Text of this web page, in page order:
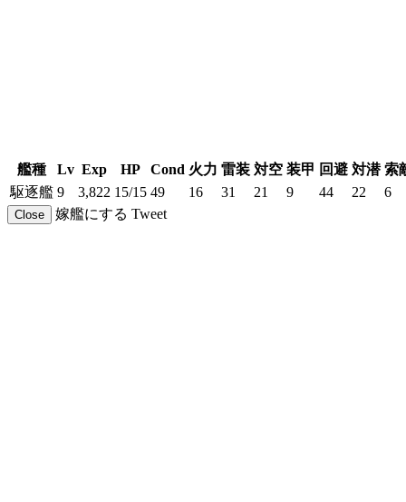
艦種 Lv Exp HP Cond 火力 雷装 対空 装甲 回避 対潜 索
駆逐艦 9 3,822 15/15 49 16 31 21 9 44 22 6
Close 嫁艦にする Tweet